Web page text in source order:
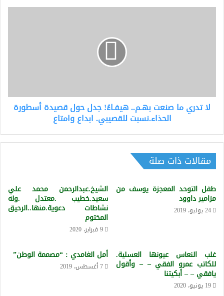
قصيدة
أسطورة
الحذاء.نسبت
ابداع
لا تدري ما صنعت بهـم.. هيفـاءُ! جدل حول قصيدة أسطورة
الحذاء.نسبت للقصيبي. ابداع وامتاع
مقالات ذات صلة
طفل التوحد المعجزة يوسف من
مزامير داوود
24 يوليو، 2019
الشيخ.عبدالرحمن محمد علي
سعيد.خطيب .معتدل .وله
نشاطات دعوية.منها..الرحيق
المختوم
9 فبراير، 2020
غلب النعاس عيونها العسلية.
للكاتب عمرو الفقي – – وأقول
يافقي – – أبكيتنا
19 يونيو، 2020
أمل الغامدي : “مصممة الوطن”
7 أغسطس، 2019